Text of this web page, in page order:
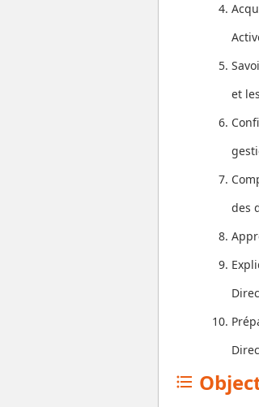
et
des
format_list_bulleted